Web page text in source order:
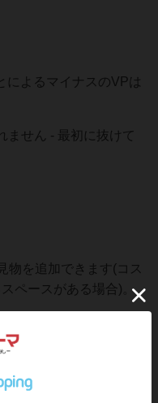
によるマイナスのVPは
ません - 最初に抜けて
物を追加できます(コス
ペースがある場合)。
必須です。セットでプレ